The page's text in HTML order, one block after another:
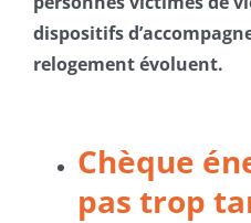
dispositifs
relogement évoluent.
Chèque
pas trop